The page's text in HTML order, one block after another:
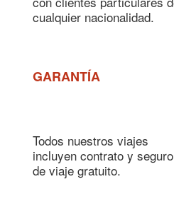
cualquier nacionalidad.
GARANTÍA
Todos nuestros viajes
incluyen contrato y seguro
de viaje gratuito.